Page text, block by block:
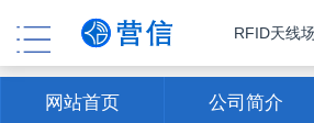
RFID天线
网站首页 公司简介